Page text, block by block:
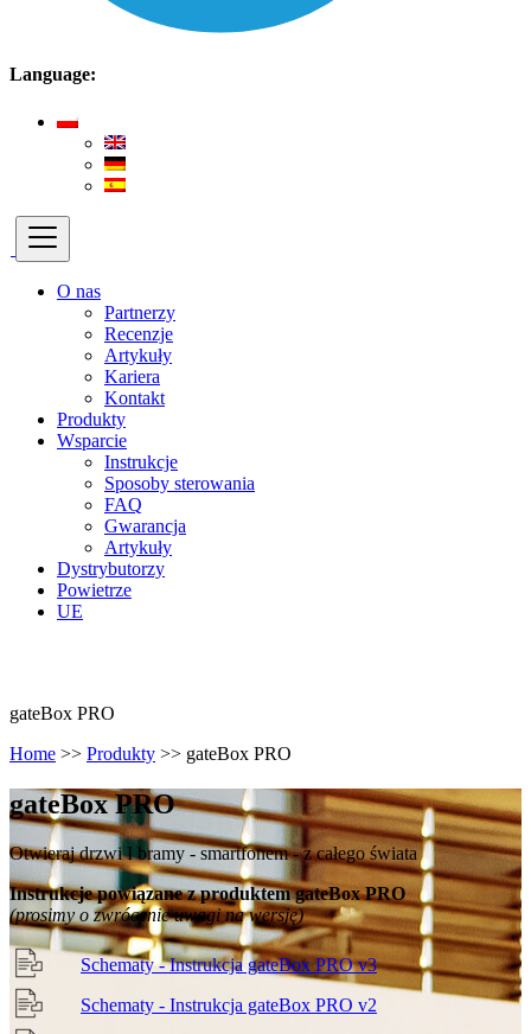
Language:
O nas
Partnerzy
Recenzje
Artykuły
Kariera
Kontakt
Produkty
Wsparcie
Instrukcje
Sposoby sterowania
FAQ
Gwarancja
Artykuły
Dystrybutorzy
Powietrze
UE
gateBox PRO
Home >> Produkty >> gateBox PRO
gateBox PRO
Otwieraj drzwi I bramy - smartfonem - z całego świata
Instrukcje powiązane z produktem gateBox PRO
(prosimy o zwrócenie uwagi na wersję)
Schematy - Instrukcja gateBox PRO v3
Schematy - Instrukcja gateBox PRO v2